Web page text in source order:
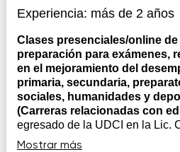
Experiencia: más de 2 años
Clases presenciales/online
preparación para exámenes,
en el mejoramiento del
primaria, secundaria,
sociales, humanidades y
(Carreras relacionadas con
egresado de la UDCI en la Lic.
Educación con experiencia
Mostrar más